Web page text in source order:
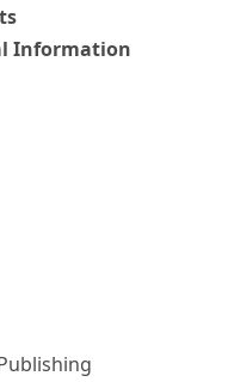
Information